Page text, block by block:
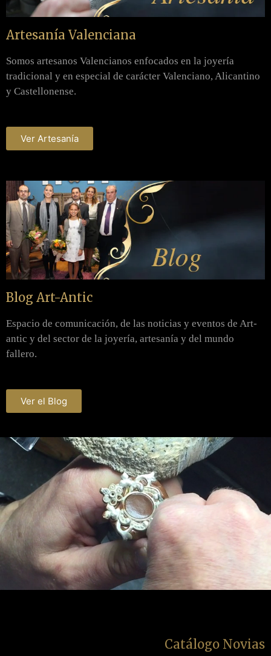
Artesanía Valenciana
Somos artesanos Valencianos enfocados en la joyería
tradicional y en especial de carácter Valenciano, Alicantino
y Castellonense.
Ver Artesanía
Blog Art-Antic
Espacio de comunicación, de las noticias y eventos de Art-
antic y del sector de la joyería, artesanía y del mundo
fallero.
Ver el Blog
Catálogo Novias